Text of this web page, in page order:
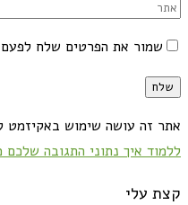
שמור את הפרטים שלח
אתר זה עושה שימוש באקיזמט
ללמוד איך נתוני התגובה שלכם
קצת עלי